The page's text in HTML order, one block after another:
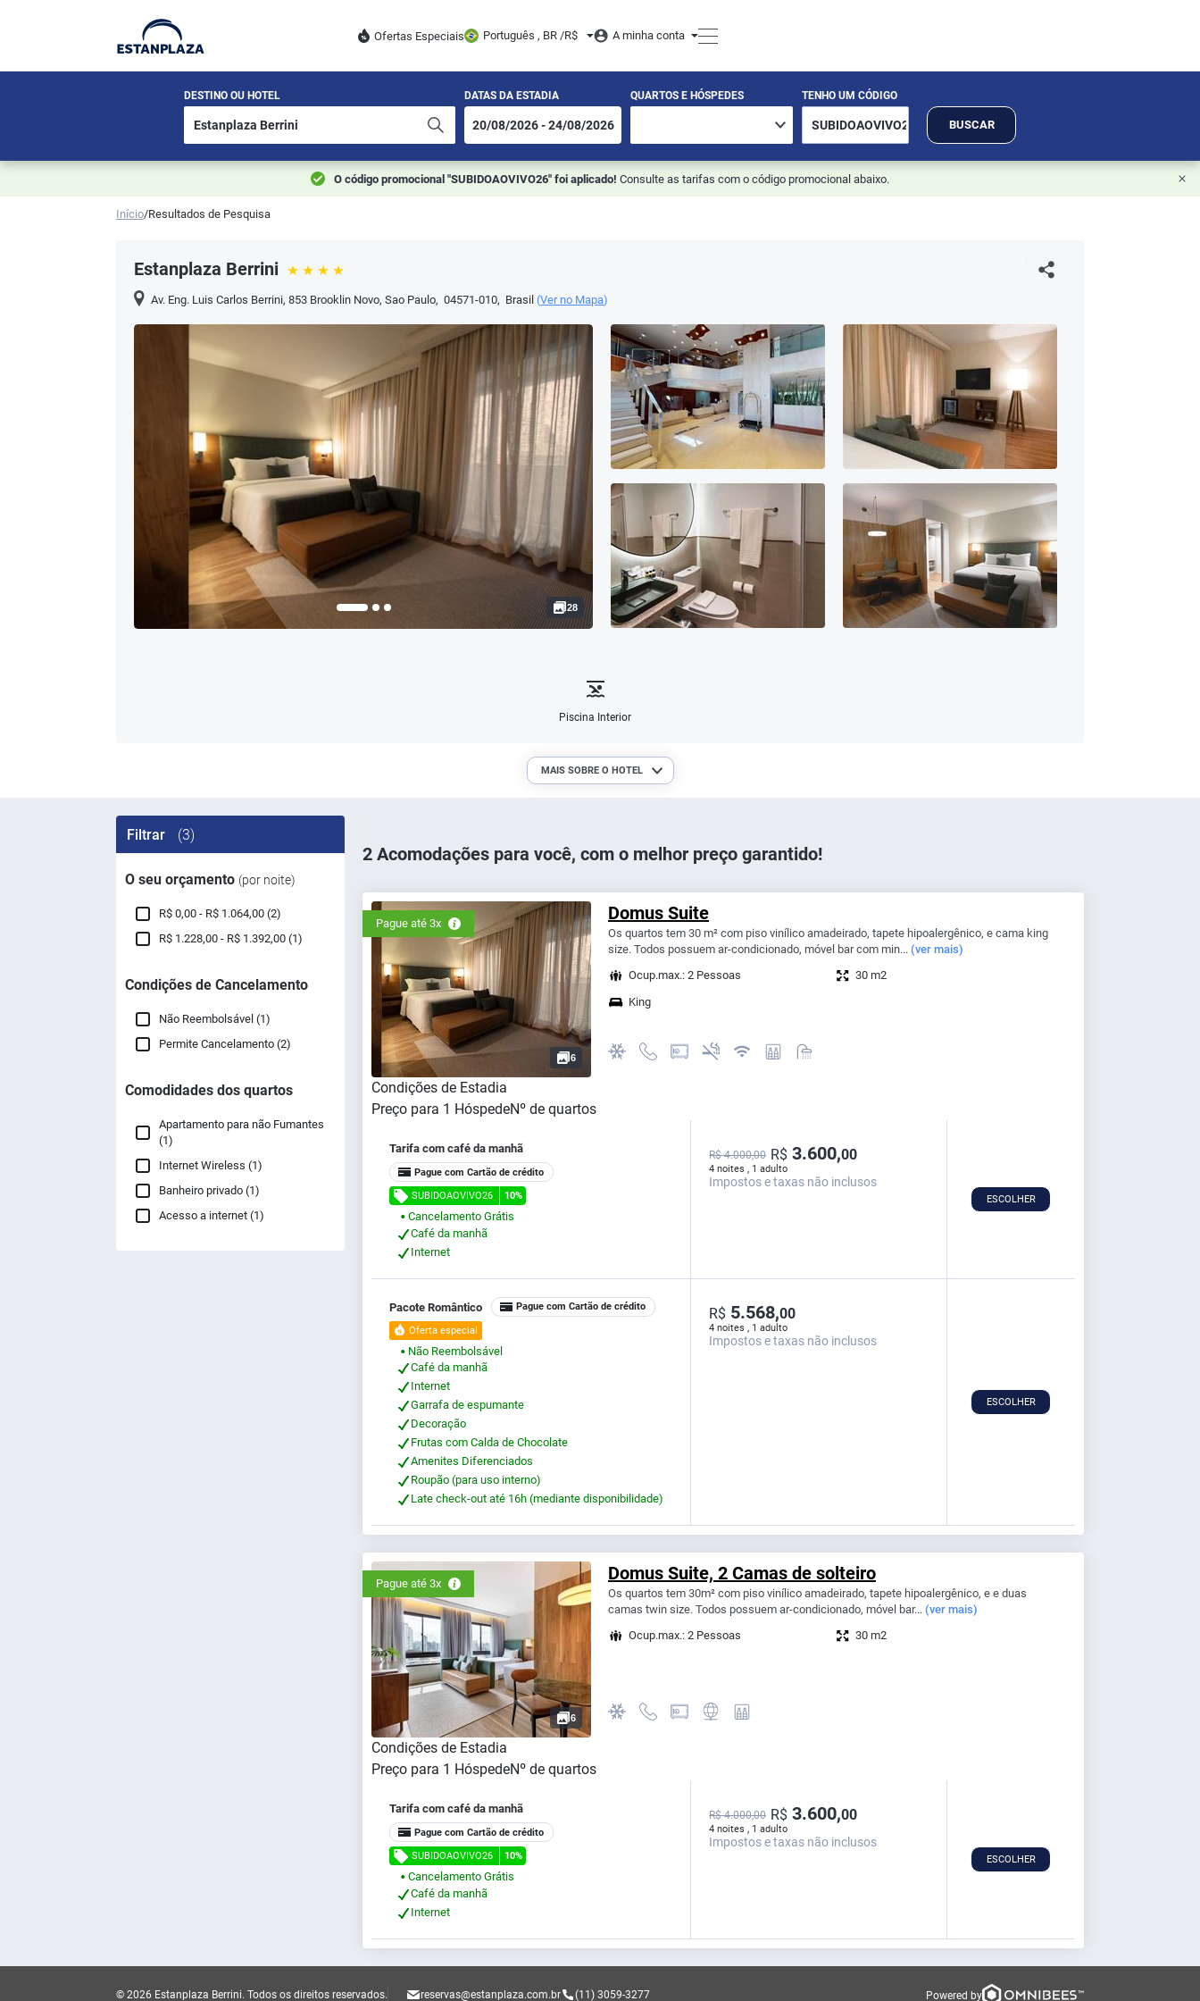
Ofertas Especiais Português , BR /R$ A minha conta
DESTINO OU HOTEL DATAS DA ESTADIA QUARTOS E HÓSPEDES TENHO UM CÓDIGO
BUSCAR
O código promocional "SUBIDOAOVIVO26" foi aplicado! Consulte as tarifas com o código promocional abaixo.
Início/Resultados de Pesquisa
Estanplaza Berrini
Av. Eng. Luis Carlos Berrini, 853 Brooklin Novo,Sao Paulo, 04571-010, Brasil (Ver no Mapa)
28
Piscina Interior
MAIS SOBRE O HOTEL
Filtrar (3)
O seu orçamento (por noite)
R$ 0,00 - R$ 1.064,00 (2)
R$ 1.228,00 - R$ 1.392,00 (1)
Condições de Cancelamento
Não Reembolsável (1)
Permite Cancelamento (2)
Comodidades dos quartos
Apartamento para não Fumantes
(1)
Internet Wireless (1)
Banheiro privado (1)
Acesso a internet (1)
2 Acomodações para você, com o melhor preço garantido!
Pague até 3x
6
Domus Suite
Os quartos tem 30 m² com piso vinílico amadeirado, tapete hipoalergênico, e cama king
size. Todos possuem ar-condicionado, móvel bar com min... (ver mais)
Ocup.max.: 2 Pessoas
30 m2
King
Condições de Estadia
Preço para 1 HóspedeNº de quartos
Tarifa com café da manhã
Pague com Cartão de crédito
SUBIDOAOVIVO26
10%
⬤ Cancelamento Grátis
Café da manhã
Internet
4 noites , 1 adulto
R$ 4.000,00 R$ 3.600,00
Impostos e taxas não inclusos
ESCOLHER
Pacote Romântico Pague com Cartão de crédito
Oferta especial
⬤
Não Reembolsável
Café da manhã
Internet
Garrafa de espumante
Decoração
Frutas com Calda de Chocolate
Amenites Diferenciados
Roupão (para uso interno)
Late check-out até 16h (mediante disponibilidade)
4 noites , 1 adulto
R$ 5.568,00
Impostos e taxas não inclusos
ESCOLHER
Pague até 3x
6
Domus Suite, 2 Camas de solteiro
Os quartos tem 30m² com piso vinílico amadeirado, tapete hipoalergênico, e e duas
camas twin size. Todos possuem ar-condicionado, móvel bar... (ver mais)
Ocup.max.: 2 Pessoas
30 m2
Condições de Estadia
Preço para 1 HóspedeNº de quartos
Tarifa com café da manhã
Pague com Cartão de crédito
SUBIDOAOVIVO26
10%
⬤ Cancelamento Grátis
Café da manhã
Internet
4 noites , 1 adulto
R$ 4.000,00 R$ 3.600,00
Impostos e taxas não inclusos
ESCOLHER
reservas@estanplaza.com.br (11) 3059-3277
© 2026 Estanplaza Berrini. Todos os direitos reservados. Powered by